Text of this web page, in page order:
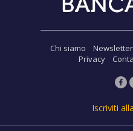
Chi siamo Newsletter
Privacy
Iscriviti